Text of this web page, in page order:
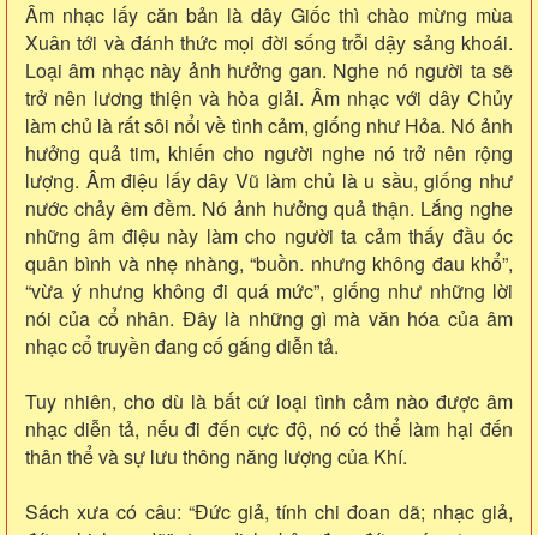
Âm nhạc lấy căn bản là dây Giốc thì chào mừng mùa
Xuân tới và đánh thức mọi đời sống trỗi dậy sảng khoái.
Loại âm nhạc này ảnh hưởng gan. Nghe nó người ta sẽ
trở nên lương thiện và hòa giải. Âm nhạc với dây Chủy
làm chủ là rất sôi nổi về tình cảm, giống như Hỏa. Nó ảnh
hưởng quả tim, khiến cho người nghe nó trở nên rộng
lượng. Âm điệu lấy dây Vũ làm chủ là u sầu, giống như
nước chảy êm đềm. Nó ảnh hưởng quả thận. Lắng nghe
những âm điệu này làm cho người ta cảm thấy đầu óc
quân bình và nhẹ nhàng, “buồn. nhưng không đau khổ”,
“vừa ý nhưng không đi quá mức”, giống như những lời
nói của cổ nhân. Đây là những gì mà văn hóa của âm
nhạc cổ truyền đang cố gắng diễn tả.
Tuy nhiên, cho dù là bất cứ loại tình cảm nào được âm
nhạc diễn tả, nếu đi đến cực độ, nó có thể làm hại đến
thân thể và sự lưu thông năng lượng của Khí.
Sách xưa có câu: “Đức giả, tính chi đoan dã; nhạc giả,